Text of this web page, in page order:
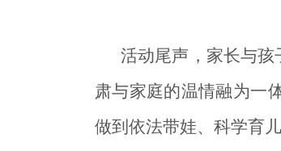
活动尾声，家长与
肃与家庭的温情融为一
做到依法带娃、科学育儿